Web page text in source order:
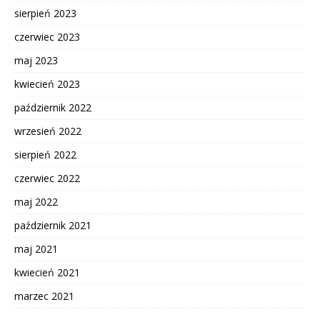
sierpień 2023
czerwiec 2023
maj 2023
kwiecień 2023
październik 2022
wrzesień 2022
sierpień 2022
czerwiec 2022
maj 2022
październik 2021
maj 2021
kwiecień 2021
marzec 2021